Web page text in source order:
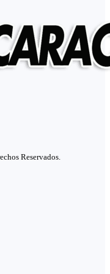
Reservados.